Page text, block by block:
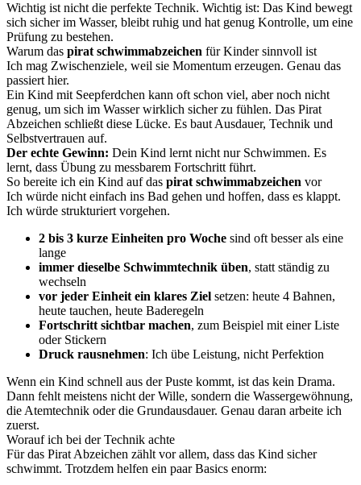
Wichtig ist nicht die perfekte Technik. Wichtig ist: Das Kind bewegt
sich sicher im Wasser, bleibt ruhig und hat genug Kontrolle, um eine
Prüfung zu bestehen.
Warum das pirat schwimmabzeichen für Kinder sinnvoll ist
Ich mag Zwischenziele, weil sie Momentum erzeugen. Genau das
passiert hier.
Ein Kind mit Seepferdchen kann oft schon viel, aber noch nicht
genug, um sich im Wasser wirklich sicher zu fühlen. Das Pirat
Abzeichen schließt diese Lücke. Es baut Ausdauer, Technik und
Selbstvertrauen auf.
Der echte Gewinn: Dein Kind lernt nicht nur Schwimmen. Es
lernt, dass Übung zu messbarem Fortschritt führt.
So bereite ich ein Kind auf das pirat schwimmabzeichen vor
Ich würde nicht einfach ins Bad gehen und hoffen, dass es klappt.
Ich würde strukturiert vorgehen.
2 bis 3 kurze Einheiten pro Woche sind oft besser als eine
lange
immer dieselbe Schwimmtechnik üben, statt ständig zu
wechseln
vor jeder Einheit ein klares Ziel setzen: heute 4 Bahnen,
heute tauchen, heute Baderegeln
Fortschritt sichtbar machen, zum Beispiel mit einer Liste
oder Stickern
Druck rausnehmen: Ich übe Leistung, nicht Perfektion
Wenn ein Kind schnell aus der Puste kommt, ist das kein Drama.
Dann fehlt meistens nicht der Wille, sondern die Wassergewöhnung,
die Atemtechnik oder die Grundausdauer. Genau daran arbeite ich
zuerst.
Worauf ich bei der Technik achte
Für das Pirat Abzeichen zählt vor allem, dass das Kind sicher
schwimmt. Trotzdem helfen ein paar Basics enorm: